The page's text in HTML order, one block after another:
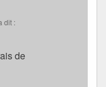
dit :
de